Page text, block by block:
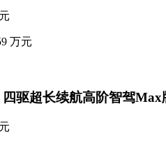
万元
四驱超长续航高阶智驾Max